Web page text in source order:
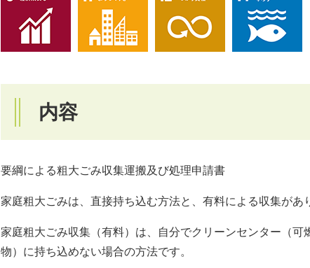
内容
要綱による粗大ごみ収集運搬及び処理申請書
家庭粗大ごみは、直接持ち込む方法と、有料による収集があ
家庭粗大ごみ収集（有料）は、自分でクリーンセンター（
物）に持ち込めない場合の方法です。